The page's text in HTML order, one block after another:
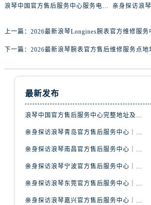
浪琴中国官方售后服务中心服务电话与网点地址实地考察报告_多信源验证（2026年7月最新）
上一篇： 2026最新浪琴Longines腕表官方维修服
下一篇： 2026最新浪琴腕表官方售后维修服务点地
最新发布
浪琴中国官方售后服务中心完整地址及热线实地考察报告+多信源验证（2026年7月最新）
亲身探访浪琴青岛官方售后服务中心｜最新电话及地址（2026年7月最新）
亲身探访浪琴南昌官方售后服务中心｜最新电话及地址（2026年7月最新）
亲身探访浪琴宁波官方售后服务中心｜网点地址及售后热线（2026年7月最新）
亲身探访浪琴东莞官方售后服务中心｜地址与联系电话（2026年7月最新）
亲身探访浪琴嘉兴官方售后服务中心｜热线电话与网点地址（2026年7月最新）